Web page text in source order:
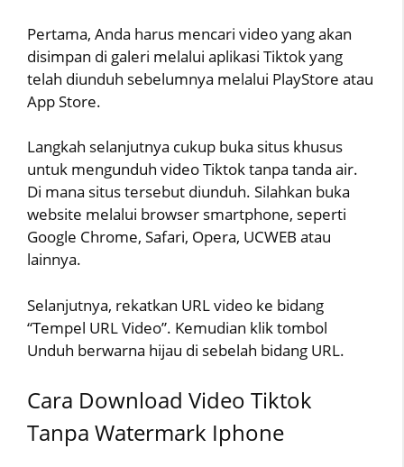
Pertama, Anda harus mencari video yang akan
disimpan di galeri melalui aplikasi Tiktok yang
telah diunduh sebelumnya melalui PlayStore atau
App Store.
Langkah selanjutnya cukup buka situs khusus
untuk mengunduh video Tiktok tanpa tanda air.
Di mana situs tersebut diunduh. Silahkan buka
website melalui browser smartphone, seperti
Google Chrome, Safari, Opera, UCWEB atau
lainnya.
Selanjutnya, rekatkan URL video ke bidang
“Tempel URL Video”. Kemudian klik tombol
Unduh berwarna hijau di sebelah bidang URL.
Cara Download Video Tiktok
Tanpa Watermark Iphone